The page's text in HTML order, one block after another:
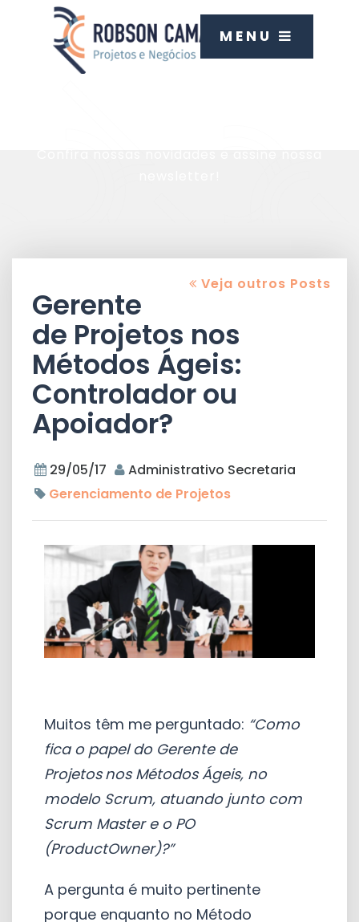
MENU
Veja outros Posts
Gerente
de Projetos nos
Métodos Ágeis:
Controlador ou
Apoiador?
29/05/17
Administrativo Secretaria
Gerenciamento de Projetos
Muitos têm me perguntado: “Como
fica o papel do Gerente de
Projetos nos Métodos Ágeis, no
modelo Scrum, atuando junto com
Scrum Master e o PO
(ProductOwner)?”
A pergunta é muito pertinente
porque enquanto no Método